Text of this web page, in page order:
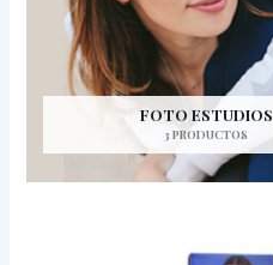
FOTO ESTUDIOS
3 PRODUCTOS